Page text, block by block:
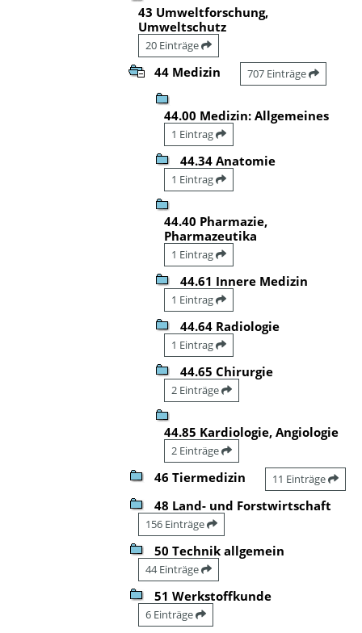
43 Umweltforschung,
Umweltschutz
20 Einträge
44 Medizin 707 Einträge
44.00 Medizin: Allgemeines
1 Eintrag
44.34 Anatomie
1 Eintrag
44.40 Pharmazie,
Pharmazeutika
1 Eintrag
44.61 Innere Medizin
1 Eintrag
44.64 Radiologie
1 Eintrag
44.65 Chirurgie
2 Einträge
44.85 Kardiologie, Angiologie
2 Einträge
46 Tiermedizin 11 Einträge
48 Land- und Forstwirtschaft
156 Einträge
50 Technik allgemein
44 Einträge
51 Werkstoffkunde
6 Einträge